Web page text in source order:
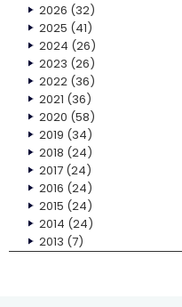
2026 (32)
2025 (41)
2024 (26)
2023 (26)
2022(36)
2021 (36)
2020 (58)
2019 (34)
2018 (24)
2017(24)
2016 (24)
2015 (24)
2014 (24)
2013 (7)